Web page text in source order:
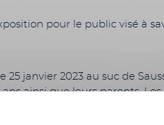
pour le public visé à
janvier 2023 au suc de
ans ainsi que leurs parents.